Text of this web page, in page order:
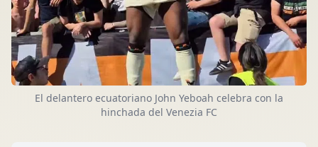
El delantero ecuatoriano John Yeboah celebra con la
hinchada del Venezia FC